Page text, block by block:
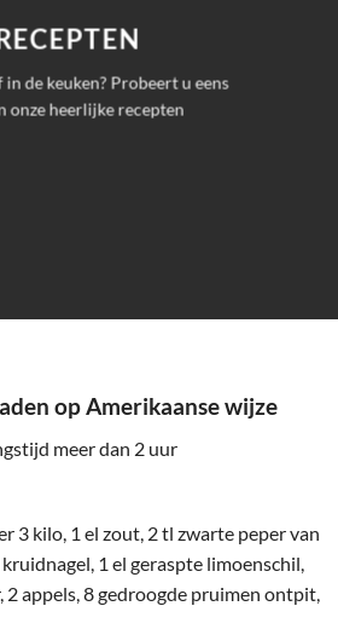
in de keuken? Probeert u eens
onze heerlijke recepten
op Amerikaanse wijze
meer dan 2 uur
3 kilo, 1 el zout, 2 tl zwarte peper van
1 el geraspte limoenschil,
2 appels, 8 gedroogde pruimen ontpit,